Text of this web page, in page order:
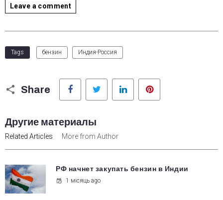
Leave a comment
Tags бензин Индия-Россия
Share
Facebook Twitter LinkedIn
Другие материалы
Related Articles More from Author
РФ начнет закупать бензин в Индии
1 місяць ago